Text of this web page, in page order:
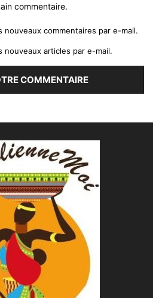
commentaire.
nouveaux commentaires par e-mail.
nouveaux articles par e-mail.